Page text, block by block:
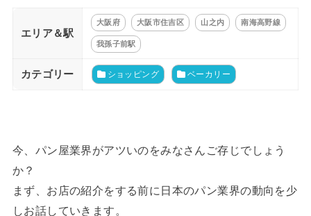
エリア＆駅
大阪府 大阪市住吉区 山之内 南海高野線
我孫子前駅
カテゴリー ショッピング ベーカリー
今、パン屋業界がアツいのをみなさんご存じでしょう
か？
まず、お店の紹介をする前に日本のパン業界の動向を少
しお話していきます。